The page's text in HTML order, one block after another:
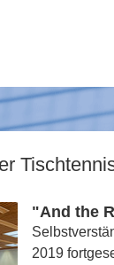
"And the
2019